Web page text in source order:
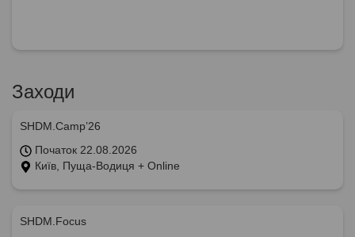
Заходи
SHDM.Camp’26
Початок 22.08.2026
Київ, Пуща-Водиця + Online
SHDM.Focus